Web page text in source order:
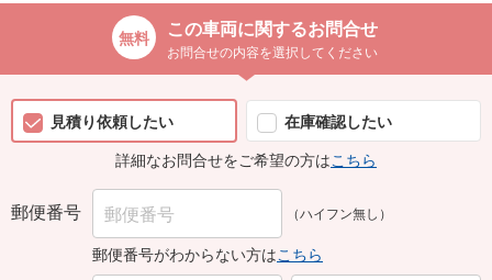
この車両に関するお問合せ
お問合せの内容を選択してください
見積り依頼したい
在庫確認したい
詳細なお問合せをご希望の方はこちら
郵便番号 （ハイフン無し）
郵便番号がわからない方はこちら